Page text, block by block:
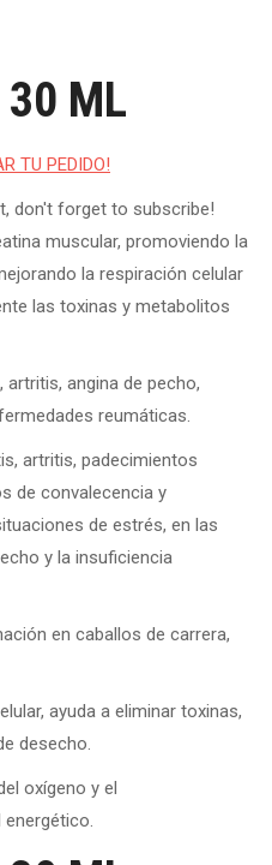
30 ML
TU PEDIDO!
don't forget to subscribe!
muscular, promoviendo la
la respiración celular
las toxinas y metabolitos
angina de pecho,
reumáticas.
artritis, padecimientos
de convalecencia y
de estrés, en las
y la insuficiencia
en caballos de carrera,
ayuda a eliminar toxinas,
desecho.
oxígeno y el